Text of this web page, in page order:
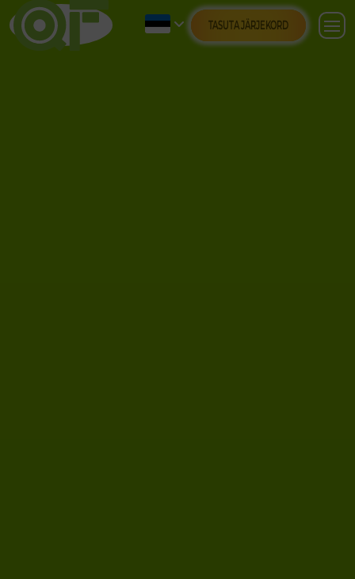
TASUTA JÄRJEKORD